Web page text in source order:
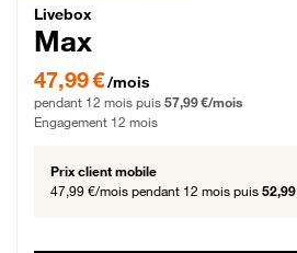
Livebox Max Fibre
Livebox
Max
47,99 € par mois pendant 12 mois puis
47,99 €/mois
pendant 12 mois puis 57,99 €/mois
Engagement 12 mois
Prix client mobile
47,99 €/mois pendant 12 mois puis